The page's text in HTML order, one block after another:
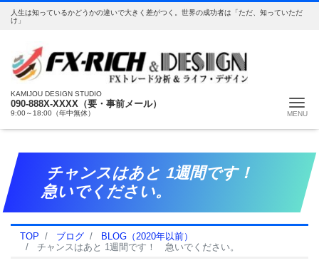
人生は知っているかどうかの違いで大きく差がつく。世界の成功者は「ただ、知っていただ
け」
KAMIJOU DESIGN STUDIO
090-888X-XXXX（要・事前メール）
9:00～18:00（年中無休）
チャンスはあと 1週間です！
急いでください。
TOP ブログ
BLOG（2020年以前）
チャンスはあと 1週間です！ 急いでください。